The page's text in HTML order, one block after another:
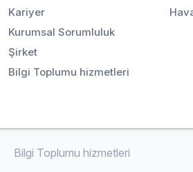
Kariyer
Kurumsal Sorumluluk
Şirket
Bilgi Toplumu hizmetleri
Bilgi Toplumu hizmetleri